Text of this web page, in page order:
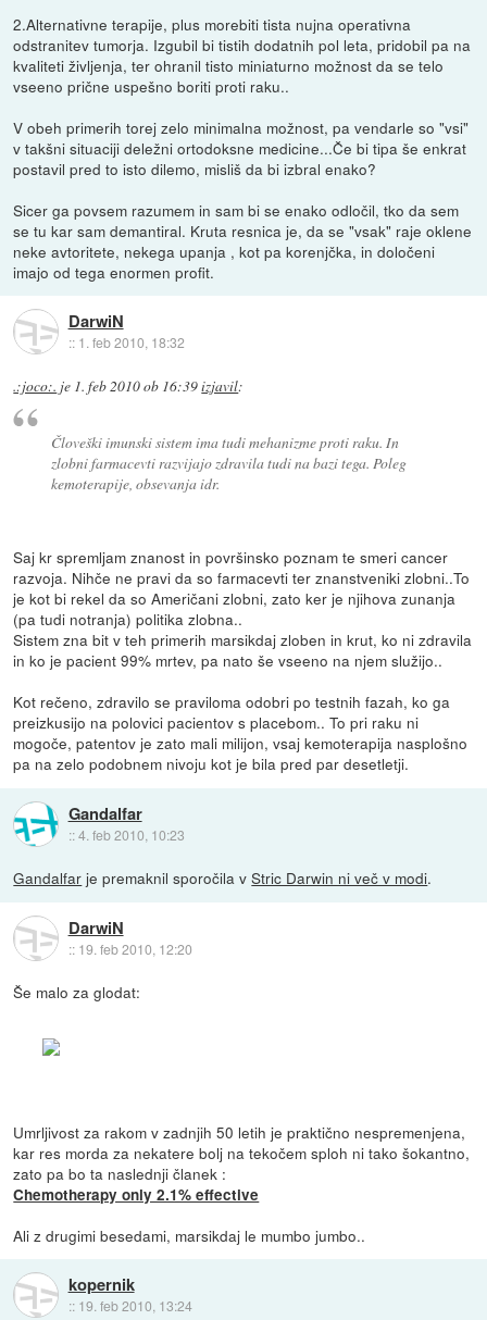
2.Alternativne terapije, plus morebiti tista nujna operativna
odstranitev tumorja. Izgubil bi tistih dodatnih pol leta, pridobil pa na
kvaliteti življenja, ter ohranil tisto miniaturno možnost da se telo
vseeno prične uspešno boriti proti raku..
V obeh primerih torej zelo minimalna možnost, pa vendarle so "vsi"
v takšni situaciji deležni ortodoksne medicine...Če bi tipa še enkrat
postavil pred to isto dilemo, misliš da bi izbral enako?
Sicer ga povsem razumem in sam bi se enako odločil, tko da sem
se tu kar sam demantiral. Kruta resnica je, da se "vsak" raje oklene
neke avtoritete, nekega upanja , kot pa korenjčka, in določeni
imajo od tega enormen profit.
DarwiN
:: 1. feb 2010, 18:32
.:joco:. je 1. feb 2010 ob 16:39izjavil:
Človeški imunski sistem ima tudi mehanizme proti raku. In
zlobni farmacevti razvijajo zdravila tudi na bazi tega. Poleg
kemoterapije, obsevanja idr.
Saj kr spremljam znanost in površinsko poznam te smeri cancer
razvoja. Nihče ne pravi da so farmacevti ter znanstveniki zlobni..To
je kot bi rekel da so Američani zlobni, zato ker je njihova zunanja
(pa tudi notranja) politika zlobna..
Sistem zna bit v teh primerih marsikdaj zloben in krut, ko ni zdravila
in ko je pacient 99% mrtev, pa nato še vseeno na njem služijo..
Kot rečeno, zdravilo se praviloma odobri po testnih fazah, ko ga
preizkusijo na polovici pacientov s placebom.. To pri raku ni
mogoče, patentov je zato mali milijon, vsaj kemoterapija nasplošno
pa na zelo podobnem nivoju kot je bila pred par desetletji.
Gandalfar
::4. feb 2010, 10:23
Gandalfar je premaknil sporočila vStric Darwin ni več v modi.
DarwiN
:: 19. feb 2010, 12:20
Še malo za glodat:
Umrljivost za rakom v zadnjih 50 letih je praktično nespremenjena,
kar res morda za nekatere bolj na tekočem sploh ni tako šokantno,
zato pa bo ta naslednji članek :
Chemotherapy only 2.1% effective
Ali z drugimi besedami, marsikdaj le mumbo jumbo..
kopernik
:: 19. feb 2010, 13:24